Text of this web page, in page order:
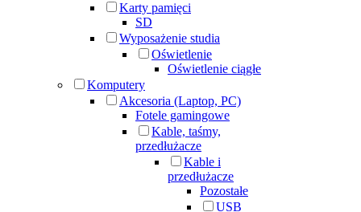
Karty pamięci
SD
Wyposażenie studia
Oświetlenie
Oświetlenie ciągłe
Komputery
Akcesoria (Laptop, PC)
Fotele gamingowe
Kable, taśmy,
przedłużacze
Kable i
przedłużacze
Pozostałe
USB